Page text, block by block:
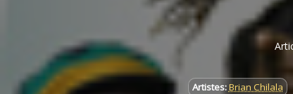
Artistes:Brian Chilala